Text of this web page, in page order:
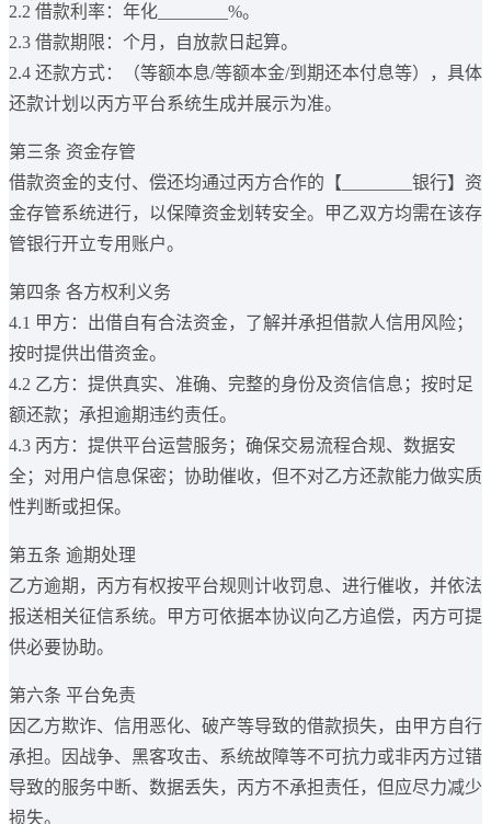
2.2 借款利率：年化________%。
2.3 借款期限：个月，自放款日起算。
2.4 还款方式：（等额本息/等额本金/到期还本付息等），具体
还款计划以丙方平台系统生成并展示为准。
第三条 资金存管
借款资金的支付、偿还均通过丙方合作的【________银行】资
金存管系统进行，以保障资金划转安全。甲乙双方均需在该存
管银行开立专用账户。
第四条 各方权利义务
4.1 甲方：出借自有合法资金，了解并承担借款人信用风险；
按时提供出借资金。
4.2 乙方：提供真实、准确、完整的身份及资信信息；按时足
额还款；承担逾期违约责任。
4.3 丙方：提供平台运营服务；确保交易流程合规、数据安
全；对用户信息保密；协助催收，但不对乙方还款能力做实质
性判断或担保。
第五条 逾期处理
乙方逾期，丙方有权按平台规则计收罚息、进行催收，并依法
报送相关征信系统。甲方可依据本协议向乙方追偿，丙方可提
供必要协助。
第六条 平台免责
因乙方欺诈、信用恶化、破产等导致的借款损失，由甲方自行
承担。因战争、黑客攻击、系统故障等不可抗力或非丙方过错
导致的服务中断、数据丢失，丙方不承担责任，但应尽力减少
损失。